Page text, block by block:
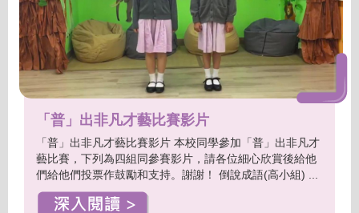
「普」出非凡才藝比賽影片
「普」出非凡才藝比賽影片 本校同學參加「普」出非凡才
藝比賽，下列為四組同參賽影片，請各位細心欣賞後給他
們給他們投票作鼓勵和支持。謝謝！ 倒說成語(高小組) ...